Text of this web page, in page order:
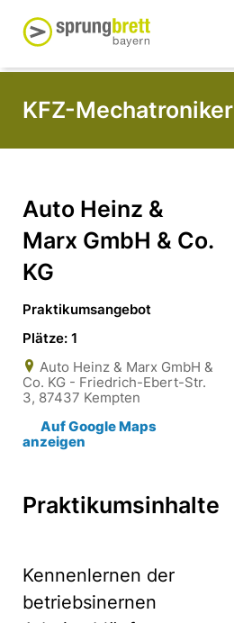
KFZ-Mechatroniker
Auto Heinz &
Marx GmbH & Co.
KG
Praktikumsangebot
Plätze: 1
Auto Heinz & Marx GmbH &
Co. KG - Friedrich-Ebert-Str.
3, 87437 Kempten
Auf Google Maps
anzeigen
Praktikumsinhalte
Kennenlernen der
betriebsinernen